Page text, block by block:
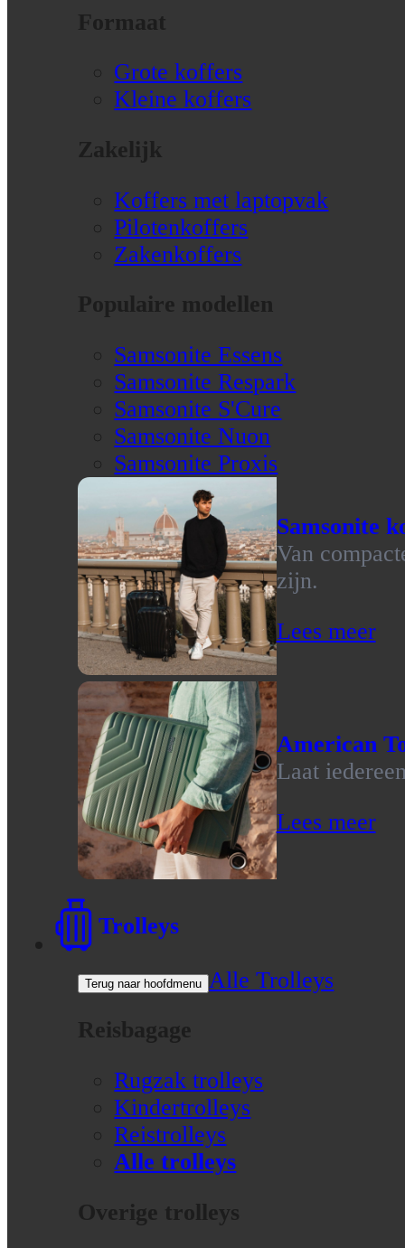
Formaat
Grote koffers
Kleine koffers
Zakelijk
Koffers met laptopvak
Pilotenkoffers
Zakenkoffers
Populaire modellen
Samsonite Essens
Samsonite Respark
Samsonite S'Cure
Samsonite Nuon
Samsonite Proxis
Samsonite
Van
zijn.
Lees meer
American
Laat
Lees meer
Trolleys
Terug naar hoofdmenu Alle Trolleys
Reisbagage
Rugzak trolleys
Kindertrolleys
Reistrolleys
Alle trolleys
Overige trolleys